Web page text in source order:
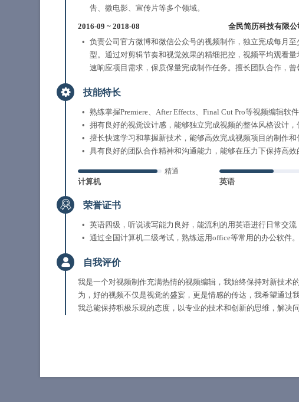
告、微电影、宣传片等多个领域。
2016-09 ~ 2018-08 全民简历科技有限公
负责公司官方微博和微信公众号的视频制作，独立完成每月
型。通过对剪辑节奏和视觉效果的精细把控，视频平均观看
速响应项目需求，保质保量完成制作任务。擅长团队合作，曾
技能特长
熟练掌握Premiere、After Effects、Final Cut Pro等视频编辑软
拥有良好的视觉设计感，能够独立完成视频的整体风格设计，
擅长快速学习和掌握新技术，能够高效完成视频项目的制作和
具有良好的团队合作精神和沟通能力，能够在压力下保持高效
计算机
精通
英语
荣誉证书
英语四级，听说读写能力良好，能流利的用英语进行日常交流
通过全国计算机二级考试，熟练运用office等常用的办公软件。
自我评价
我是一个对视频制作充满热情的视频编辑，我始终保持对新技术
为，好的视频不仅是视觉的盛宴，更是情感的传达，我希望通过
我总能保持积极乐观的态度，以专业的技术和创新的思维，解决